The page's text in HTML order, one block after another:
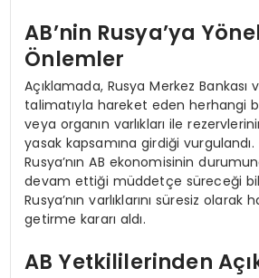
AB’nin Rusya’ya
Önlemler
Açıklamada, Rusya Merkez
talimatıyla hareket eden herhangi
veya organın varlıkları ile
yasak kapsamına girdiği
Rusya’nın AB ekonomisinin
devam ettiği müddetçe süreceği
Rusya’nın varlıklarını süresiz olarak
getirme kararı aldı.
AB Yetkililerinden